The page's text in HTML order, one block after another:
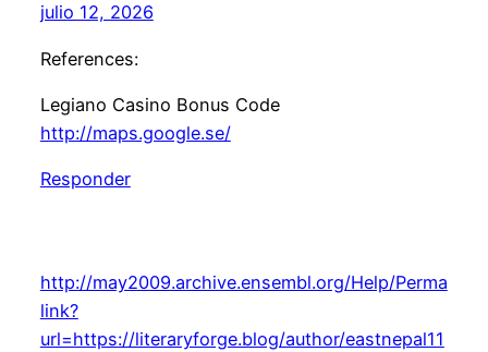
julio 12, 2026
References:
Legiano Casino Bonus Code
http://maps.google.se/
Responder
http://may2009.archive.ensembl.org/Help/Perma
link?
url=https://literaryforge.blog/author/eastnepal11